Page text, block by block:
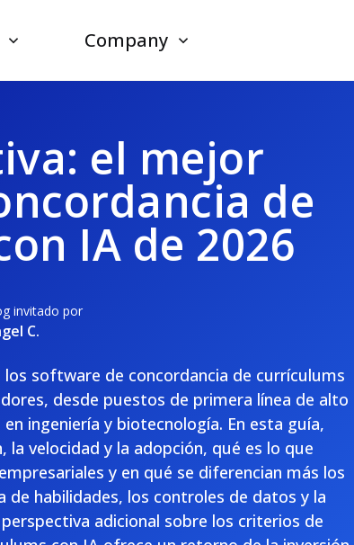
Company
el mejor
de
IA de 2026
invitado por
C.
software de concordancia de currículums
desde puestos de primera línea de alto
ingeniería y biotecnología. En esta guía,
velocidad y la adopción, qué es lo que
y en qué se diferencian más los
habilidades, los controles de datos y la
adicional sobre los criterios de